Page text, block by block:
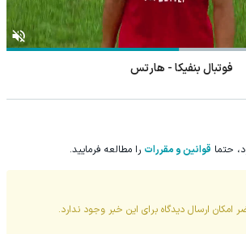
فوتبال بنفیکا - هارتس
حتما قوانین و مقررات را مطالعه فرمایید.
امکان ارسال دیدگاه برای این خبر وجود ندارد.